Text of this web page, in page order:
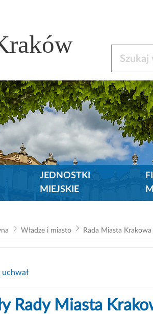
JEDNOSTKI
MIEJSKIE
Władze i miasto Rada Miasta
Rady Miasta